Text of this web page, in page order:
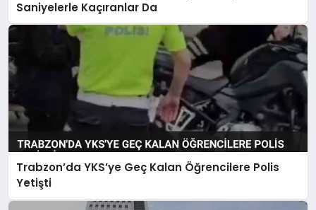
Saniyelerle Kaçıranlar Da
Trabzon’da YKS’ye Geç Kalan Öğrencilere Polis
Yetişti